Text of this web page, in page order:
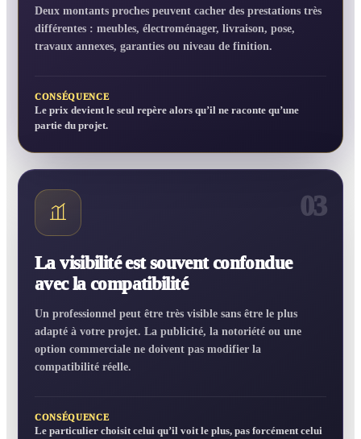
Deux montants proches peuvent cacher des prestations très
différentes : meubles, électroménager, livraison, pose,
travaux annexes, garanties ou niveau de finition.
CONSÉQUENCE
Le prix devient le seul repère alors qu’il ne raconte qu’une
partie du projet.
03
La visibilité est souvent confondue
avec la compatibilité
Un professionnel peut être très visible sans être le plus
adapté à votre projet. La publicité, la notoriété ou une
option commerciale ne doivent pas modifier la
compatibilité réelle.
CONSÉQUENCE
Le particulier choisit celui qu’il voit le plus, pas forcément celui